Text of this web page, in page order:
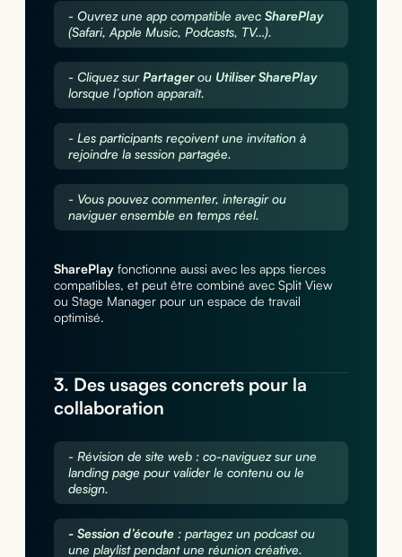
- Ouvrez une app compatible avec SharePlay
(Safari, Apple Music, Podcasts, TV…).
- Cliquez surPartagerou Utiliser SharePlay
lorsque l’option apparaît.
- Les participants reçoivent une invitation à
rejoindre la session partagée.
- Vous pouvez commenter, interagir ou
naviguer ensemble en temps réel.
SharePlayfonctionne aussi avec les apps tierces
compatibles, et peut être combiné avec Split View
ou Stage Manager pour un espace de travail
optimisé.
3. Des usages concrets pour la
collaboration
- Révision de site web : co-naviguez sur une
landing page pour valider le contenu ou le
design.
- Session d’écoute: partagez un podcast ou
une playlist pendant une réunion créative.